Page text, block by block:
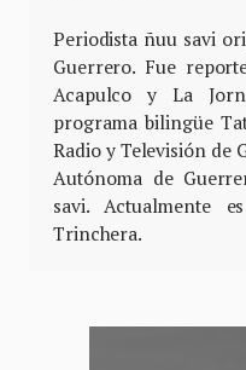
Periodista ñuu savi
Guerrero. Fue
Acapulco y La
programa bilingüe
Radio y Televisión de
Autónoma de
savi. Actualmente
Trinchera.